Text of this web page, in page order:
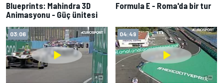
Blueprints: Mahindra 3D
Animasyonu - Güç ünitesi
Formula E - Roma'da bir tur
03:06 04:49